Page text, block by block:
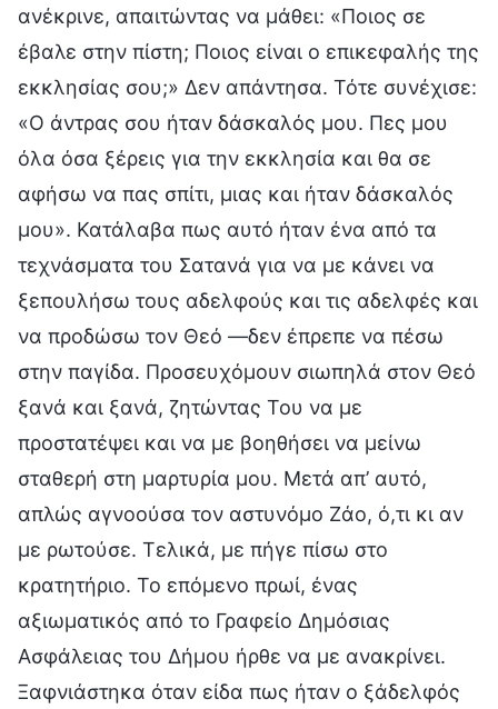
ανέκρινε, απαιτώντας να μάθει: «Ποιος σε
έβαλε στην πίστη; Ποιος είναι ο επικεφαλής της
εκκλησίας σου;» Δεν απάντησα. Τότε συνέχισε:
«Ο άντρας σου ήταν δάσκαλός μου. Πες μου
όλα όσα ξέρεις για την εκκλησία και θα σε
αφήσω να πας σπίτι, μιας και ήταν δάσκαλός
μου». Κατάλαβα πως αυτό ήταν ένα από τα
τεχνάσματα του Σατανά για να με κάνει να
ξεπουλήσω τους αδελφούς και τις αδελφές και
να προδώσω τον Θεό —δεν έπρεπε να πέσω
στην παγίδα. Προσευχόμουν σιωπηλά στον Θεό
ξανά και ξανά, ζητώντας Του να με
προστατέψει και να με βοηθήσει να μείνω
σταθερή στη μαρτυρία μου. Μετά απ’ αυτό,
απλώς αγνοούσα τον αστυνόμο Ζάο, ό,τι κι αν
με ρωτούσε. Τελικά, με πήγε πίσω στο
κρατητήριο. Το επόμενο πρωί, ένας
αξιωματικός από το Γραφείο Δημόσιας
Ασφάλειας του Δήμου ήρθε να με ανακρίνει.
Ξαφνιάστηκα όταν είδα πως ήταν ο ξάδελφός